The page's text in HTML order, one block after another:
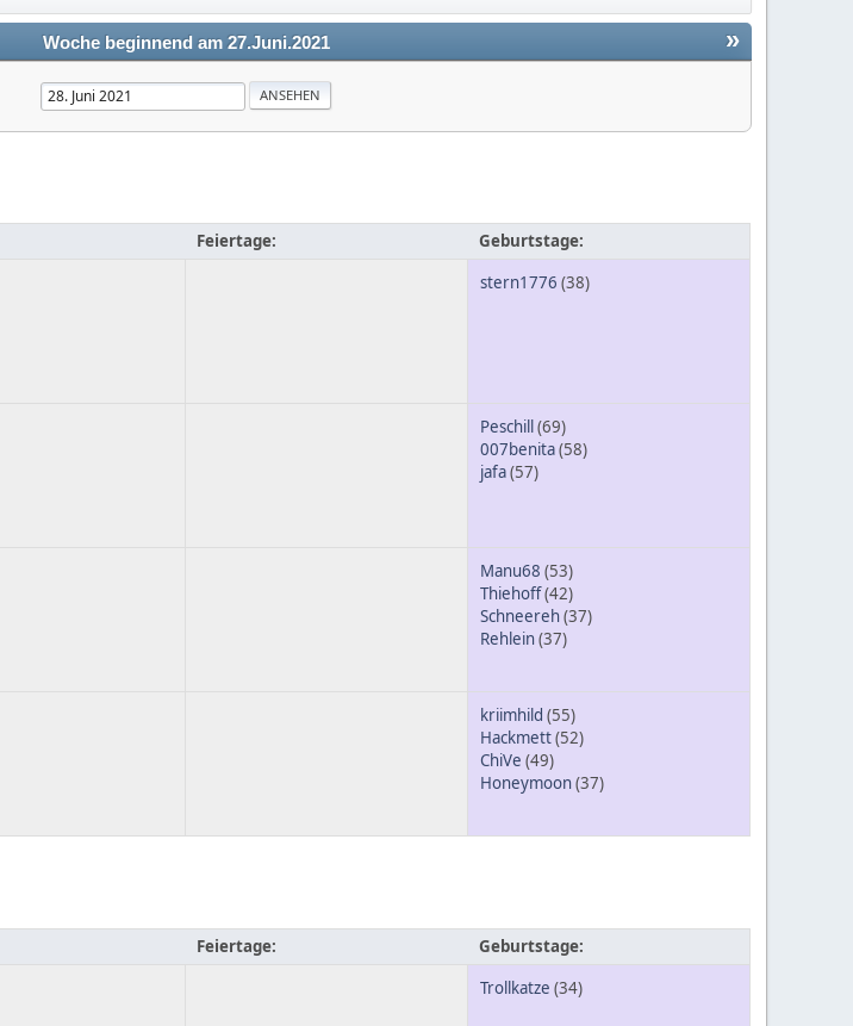
»
Woche beginnend am 27.Juni.2021
Feiertage: Geburtstage:
stern1776 (38)
Peschill (69)
007benita(58)
jafa(57)
Manu68 (53)
Thiehoff(42)
Schneereh(37)
Rehlein(37)
kriimhild (55)
Hackmett(52)
ChiVe (49)
Honeymoon(37)
Feiertage: Geburtstage:
Trollkatze (34)